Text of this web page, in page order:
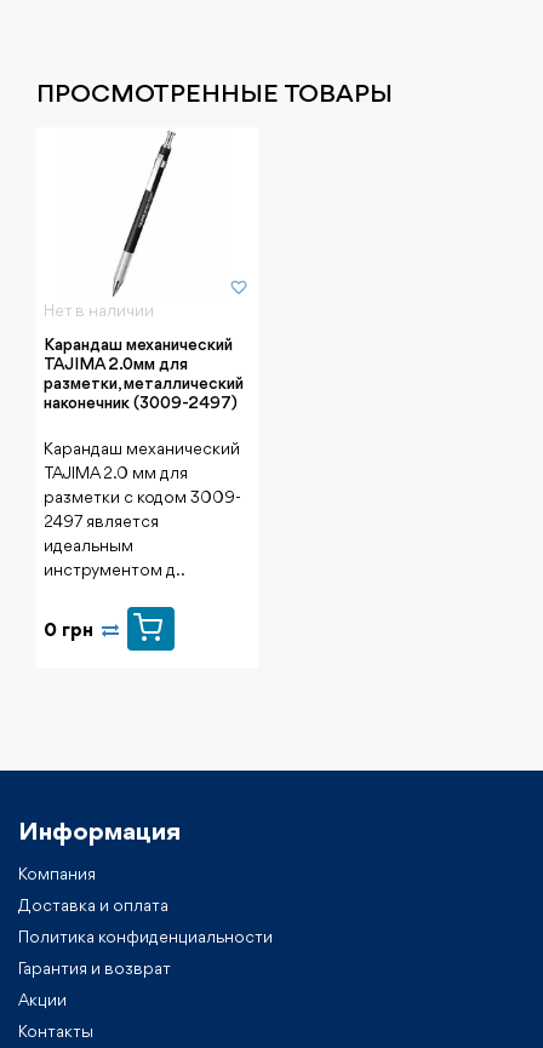
ПРОСМОТРЕННЫЕ ТОВАРЫ
Нет в наличии
Карандаш механический
TAJIMA 2.0мм для
разметки, металлический
наконечник (3009-2497)
Карандаш механический
TAJIMA 2.0 мм для
разметки с кодом 3009-
2497 является
идеальным
инструментом д..
0 грн
Информация
Компания
Доставка и оплата
Политика конфиденциальности
Гарантия и возврат
Акции
Контакты